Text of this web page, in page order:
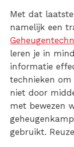
Met dat
namelijk een
leren je in
informatie
technieken
niet door
met bewezen
gebruikt.